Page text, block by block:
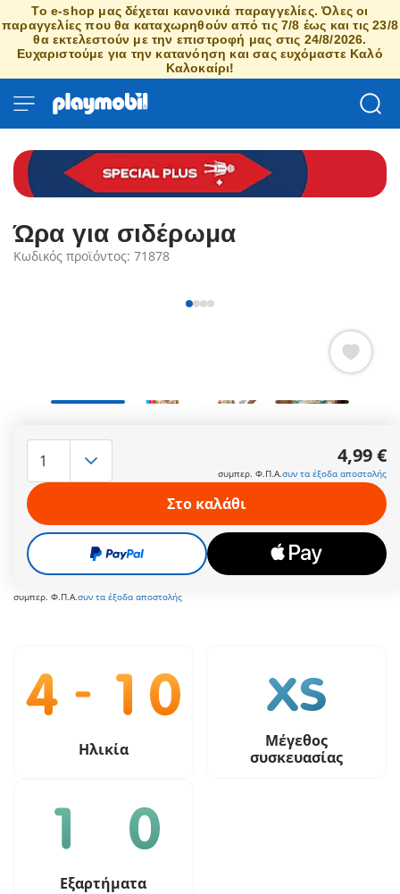
Το e-shop μας δέχεται κανονικά παραγγελίες. Όλες οι
παραγγελίες που θα καταχωρηθούν από τις 7/8 έως και τις 23/8
θα εκτελεστούν με την επιστροφή μας στις 24/8/2026.
Ευχαριστούμε για την κατανόηση και σας ευχόμαστε Καλό
Καλοκαίρι!
Ώρα για σιδέρωμα
Κωδικός προϊόντος: 71878
καλύτερα το γλυκό φλοράλ φόρεμα; Πρέπει όμως να
σιδερωθούν γρήγορα και τα δύο. Με δώρο τις πεντανόστιμες
πραλίνες, τίποτα δεν μπορεί να σταθεί πλέον εμπόδιο στο
εορταστικό βράδυ.
Περισσότερες πληροφορίες
4,99 €
συμπερ. Φ.Π.Α.συν τα έξοδα αποστολής
4,99 €
συμπερ. Φ.Π.Α.συν τα έξοδα αποστολής
Στο καλάθι
Ηλικία
Μέγεθος
συσκευασίας
Εξαρτήματα